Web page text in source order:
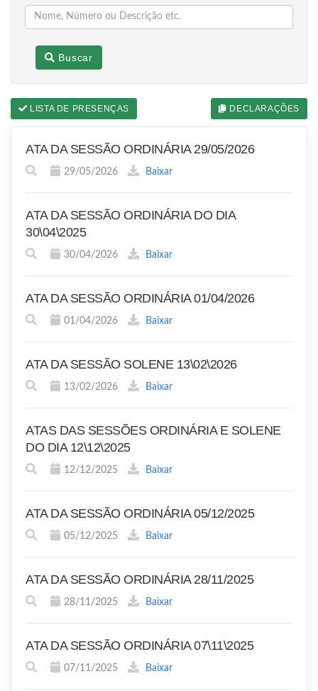
Buscar
LISTA DE PRESENÇAS DECLARAÇÕES
ATA DA SESSÃO ORDINÁRIA 29/05/2026
29/05/2026 Baixar
ATA DA SESSÃO ORDINÁRIA DO DIA
30\04\2025
30/04/2026 Baixar
ATA DA SESSÃO ORDINÁRIA 01/04/2026
01/04/2026 Baixar
ATA DA SESSÃO SOLENE 13\02\2026
13/02/2026 Baixar
ATAS DAS SESSÕES ORDINÁRIA E SOLENE
DO DIA 12\12\2025
12/12/2025 Baixar
ATA DA SESSÃO ORDINÁRIA 05/12/2025
05/12/2025 Baixar
ATA DA SESSÃO ORDINÁRIA 28/11/2025
28/11/2025 Baixar
ATA DA SESSÃO ORDINÁRIA 07\11\2025
07/11/2025 Baixar